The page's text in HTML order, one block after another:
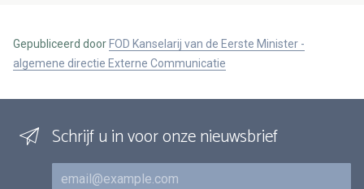
Gepubliceerd door FOD Kanselarij van de Eerste Minister -
algemene directie Externe Communicatie
Schrijf u in voor onze nieuwsbrief
E-mail